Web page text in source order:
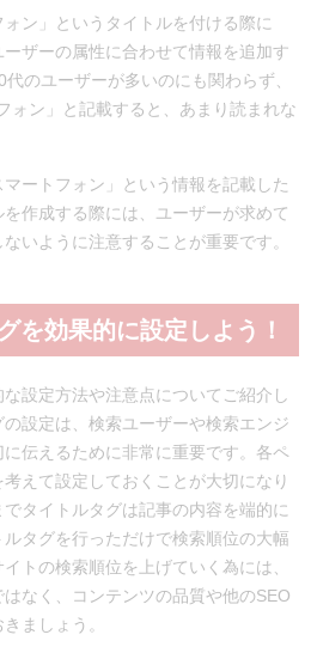
ン」というタイトルを付ける際に
ザーの属性に合わせて情報を追加す
のユーザーが多いのにも関わらず、
ォン」と記載すると、あまり読まれな
ートフォン」という情報を記載した
作成する際には、ユーザーが求めて
いように注意することが重要です。
を効果的に設定しよう！
設定方法や注意点についてご紹介し
設定は、検索ユーザーや検索エンジ
伝えるために非常に重要です。各ペ
えて設定しておくことが大切になり
タイトルタグは記事の内容を端的に
タグを行っただけで検索順位の大幅
トの検索順位を上げていく為には、
なく、コンテンツの品質や他のSEO
ましょう。